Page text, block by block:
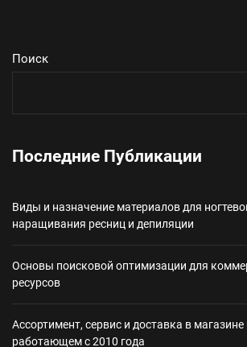
Поиск
Последние Публикации
Виды и назначение материалов для
наращивания ресниц и депиляции
Основы поисковой оптимизации для
ресурсов
Ассортимент, сервис и доставка в
работающем с 2010 года